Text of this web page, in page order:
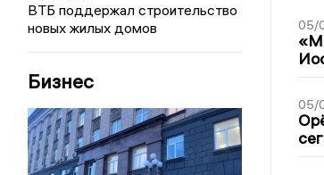
ВТБ поддержал строительство
новых жилых домов
Бизнес
05/
05/